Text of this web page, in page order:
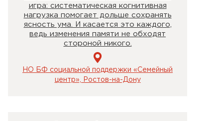
игра: систематическая когнитивная
нагрузка помогает дольше сохранять
ясность ума. И касается это каждого,
ведь изменения памяти не обходят
стороной никого.
НО БФ социальной поддержки «Семейный
центр», Ростов-на-Дону